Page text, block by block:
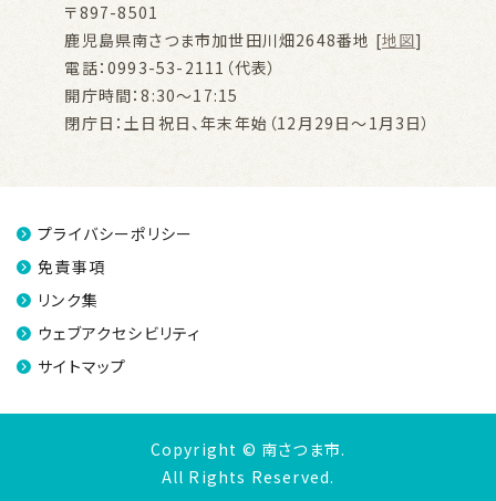
〒897-8501
鹿児島県南さつま市加世田川畑2648番地 [地図]
電話：0993-53-2111（代表）
開庁時間：8:30～17:15
閉庁日：土日祝日、年末年始（12月29日～1月3日）
プライバシーポリシー
免責事項
リンク集
ウェブアクセシビリティ
サイトマップ
Copyright © 南さつま市.
All Rights Reserved.